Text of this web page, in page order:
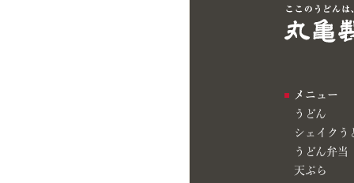
メニュー
うどん
シェイクう
うどん弁当
天ぷら